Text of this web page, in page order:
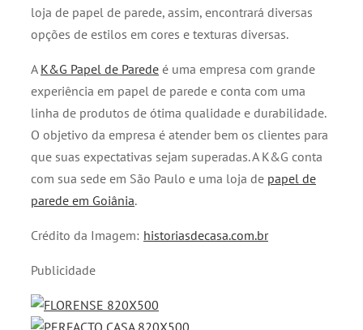
loja de papel de parede, assim, encontrará diversas
opções de estilos em cores e texturas diversas.
A K&G Papel de Parede é uma empresa com grande
experiência em papel de parede e conta com uma
linha de produtos de ótima qualidade e durabilidade.
O objetivo da empresa é atender bem os clientes para
que suas expectativas sejam superadas. A K&G conta
com sua sede em São Paulo e uma loja de papel de
parede em Goiânia.
Crédito da Imagem: historiasdecasa.com.br
Publicidade